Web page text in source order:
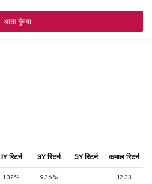
आता गुंतवा
1Y रिटर्न 3Y रिटर्न 5Y रिटर्न कमाल रिटर्न
1.32% 9.36% 12.33